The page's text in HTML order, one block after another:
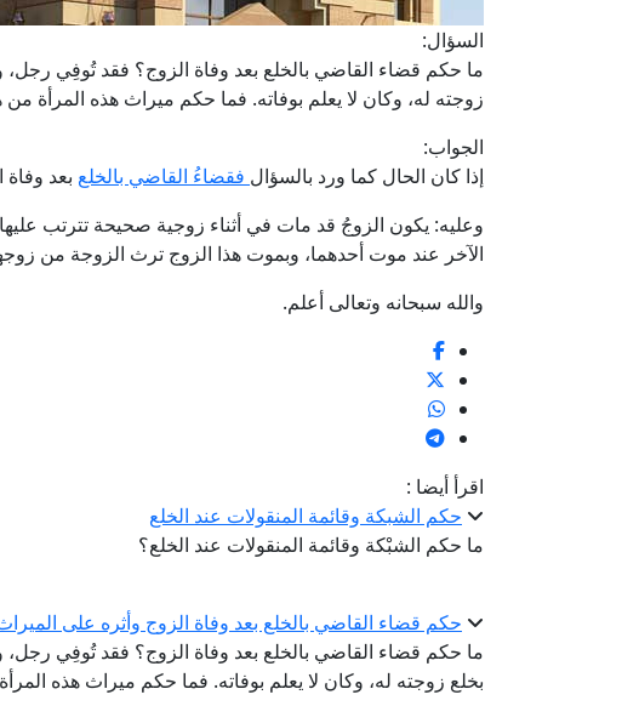
السؤال:
ما حكم قضاء القاضي بالخلع بعد وفاة الزوج؟ فقد تُوفِي
زوجته له، وكان لا يعلم بوفاته. فما حكم ميراث هذه المرأة من
الجواب:
إذا كان الحال كما ورد بالسؤال فقضاءُ القاضي بالخلع بعد
وعليه: يكون الزوجُ قد مات في أثناء زوجية صحيحة تترتب
الآخر عند موت أحدهما، وبموت هذا الزوج ترث الزوجة من
والله سبحانه وتعالى أعلم.
اقرأ أيضا :
حكم الشبكة وقائمة المنقولات عند الخلع
ما حكم الشبْكة وقائمة المنقولات عند الخلع؟
حكم قضاء القاضي بالخلع بعد وفاة الزوج وأثره على
ما حكم قضاء القاضي بالخلع بعد وفاة الزوج؟ فقد تُوفِي
بخلع زوجته له، وكان لا يعلم بوفاته. فما حكم ميراث هذه